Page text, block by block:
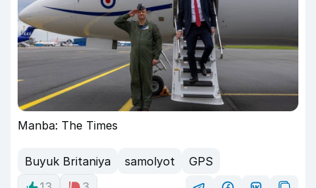
Manba: The Times
Buyuk Britaniya samolyot
GPS